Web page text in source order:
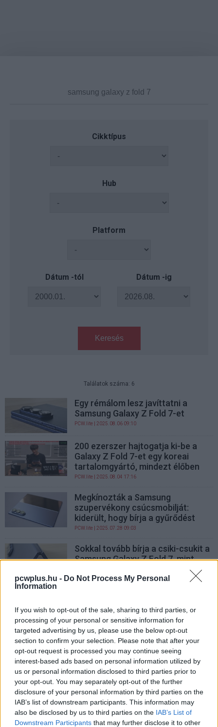
pcwplus.hu - Do Not Process My Personal
Information
If you wish to opt-out of the sale, sharing to third parties, or
processing of your personal or sensitive information for
targeted advertising by us, please use the below opt-out
section to confirm your selection. Please note that after your
opt-out request is processed you may continue seeing
interest-based ads based on personal information utilized by
us or personal information disclosed to third parties prior to
your opt-out. You may separately opt-out of the further
disclosure of your personal information by third parties on the
IAB’s list of downstream participants. This information may
also be disclosed by us to third parties on the IAB’s List of
Downstream Participants that may further disclose it to other
Cikktípus
Hub
Platform
Dátum -tól Dátum -ig
Keresés
Találatok száma: 6
Egy rémálom lesz javíttatni a
Samsung Galaxy Z Fold 7-et
PCW.lite | 2025.08.06 09:10
200 ezerszer hajtogatja ki-be a
Galaxy Z Fold 7-et egy koreai
tartalomgyártó, mindezt élőben
PCW.lite | 2025.08.04 17:16
Megkínozták a Samsung
szupervékony csúcsmobilját:
kiderült, hogy bírja a gyűrődést
PCW.lite | 2025.07.28 09:03
Sokkal tovább bírja a csiki-csukit a
Samsung Galaxy Z Fold 7, mint
PCW.lite| 2025.07.22 09:07
kaphat a Samsung Galaxy Z Fold
sorozat
PCW.lite| 2025.03.13 17:34
A Samsung Galaxy Z Fold 7
vékonyabb lesz, mint azt bárki
sejtette
PCW.lite| 2025.02.27 07:03